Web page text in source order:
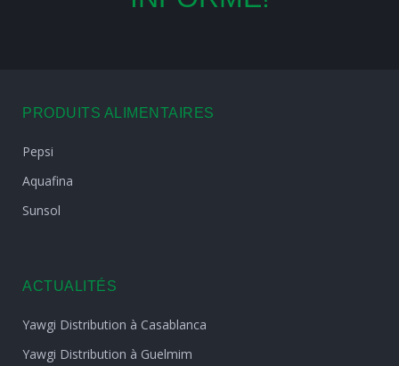
PRODUITS ALIMENTAIRES
Pepsi
Aquafina
Sunsol
ACTUALITÉS
Yawgi Distribution à Casablanca
Yawgi Distribution à Guelmim